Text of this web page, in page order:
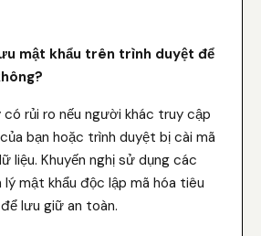
mật khẩu trên trình duyệt để
có rủi ro nếu người khác truy cập
bạn hoặc trình duyệt bị cài mã
liệu. Khuyến nghị sử dụng các
lý mật khẩu độc lập mã hóa tiêu
lưu giữ an toàn.